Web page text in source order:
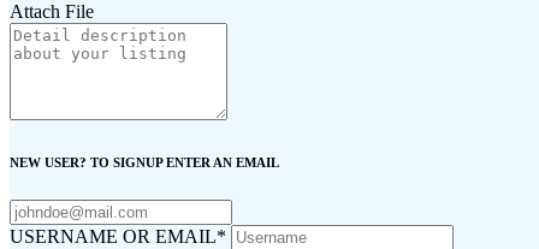
Attach File
NEW USER? TO SIGNUP ENTER AN EMAIL
USERNAME OR EMAIL*